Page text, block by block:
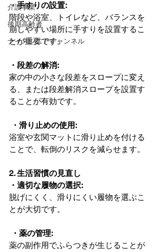
介護事業
後期高齢者
ナイスシニアチャンネル
・手すりの設置:
階段や浴室、トイレなど、バランスを
崩しやすい場所に手すりを設置するこ
とが重要です。
・段差の解消:
家の中の小さな段差をスロープに変え
る、または段差解消スロープを設置す
ることが有効です。
・滑り止めの使用:
浴室や玄関マットに滑り止めを付ける
ことで、転倒のリスクを減らせます。
2. 生活習慣の見直し
・適切な履物の選択:
脱げにくく、滑りにくい履物を選ぶこ
とが大切です。
・薬の管理:
薬の副作用でふらつきが生じることが